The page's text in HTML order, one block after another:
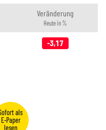
Veränderung
Heute in %
-3,17